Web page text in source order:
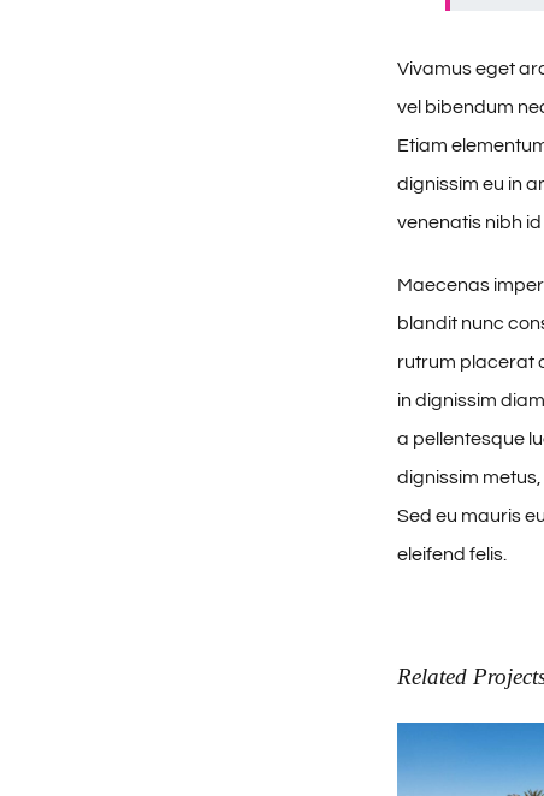
Vivamus eget
vel bibendum
Etiam
dignissim eu in
venenatis nibh
Maecenas
blandit nunc
rutrum placerat
in dignissim
a pellentesque
dignissim
Sed eu mauris
eleifend felis.
Related